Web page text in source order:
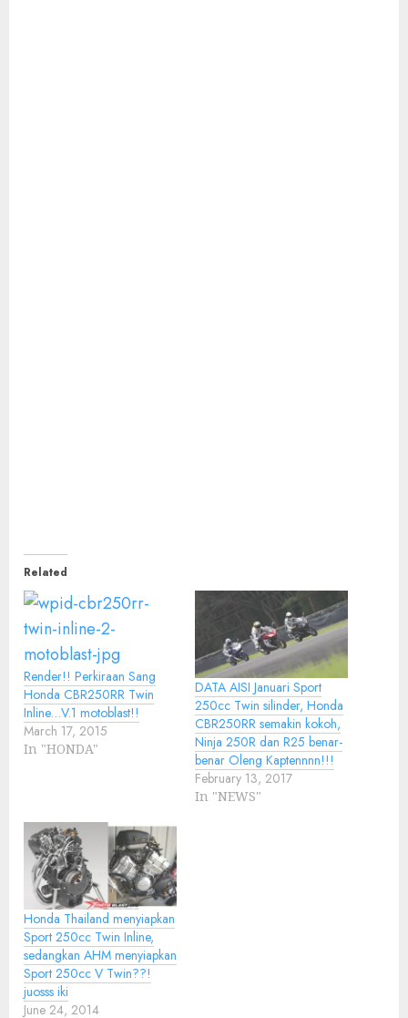
Related
Render!! Perkiraan Sang
Honda CBR250RR Twin
Inline…V.1 motoblast!!
March 17, 2015
In "HONDA"
DATA AISI Januari Sport
250cc Twin silinder, Honda
CBR250RR semakin kokoh,
Ninja 250R dan R25 benar-
benar Oleng Kaptennnn!!!
February 13, 2017
In "NEWS"
Honda Thailand menyiapkan
Sport 250cc Twin Inline,
sedangkan AHM menyiapkan
Sport 250cc V Twin??!
juosss iki
June 24, 2014